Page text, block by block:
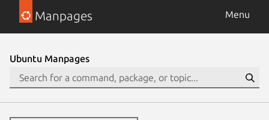
Manpages Menu
Ubuntu Manpages